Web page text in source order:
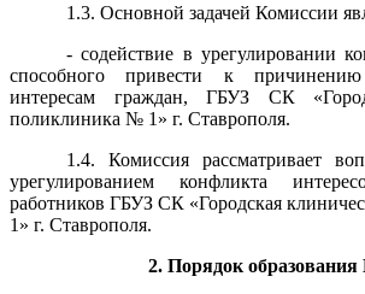
1.3. Основной задачей Комиссии
- содействие в урегулировании
способного привести к
интересам граждан, ГБУЗ СК
поликлиника № 1» г. Ставрополя.
1.4. Комиссия рассматривает
урегулированием конфликта
работников ГБУЗ СК «Городская
1» г. Ставрополя.
2. Порядок